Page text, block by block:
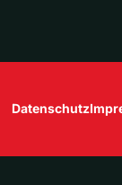
Datenschutz